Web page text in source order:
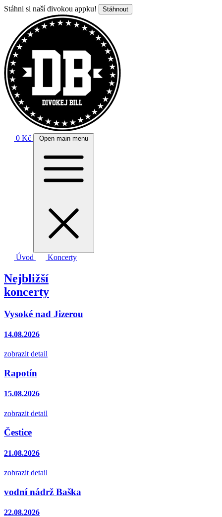
Stáhni si naší divokou appku! Stáhnout
0 Kč Open main menu
Úvod Koncerty
Nejbližší
koncerty
Vysoké nad Jizerou
14.08.2026
zobrazit detail
Rapotín
15.08.2026
zobrazit detail
Čestice
21.08.2026
zobrazit detail
vodní nádrž Baška
22.08.2026